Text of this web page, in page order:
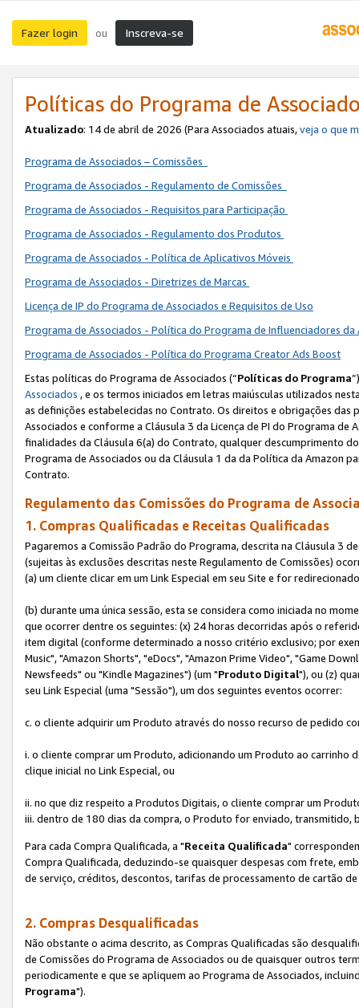
Fazer login ou Inscreva-se
Políticas do Programa de
Atualizado: 14 de abril de 2026 (Para Associados atuais,veja o que
Programa de Associados – Comissões
Programa de Associados - Regulamento de Comissões
Programa de Associados - Requisitos para Participação
Programa de Associados - Regulamento dos Produtos
Programa de Associados - Política de Aplicativos Móveis
Programa de Associados - Diretrizes de Marcas
Licença de IP do Programa de Associados e Requisitos de Uso
Programa de Associados - Política do Programa de Influenciadores
Programa de Associados - Política do Programa Creator Ads Boost
Estas políticas do Programa de Associados (“Políticas do Programa
Associados , e os termos iniciados em letras maiúsculas utilizados
as definições estabelecidas no Contrato. Os direitos e obrigações
Associados e conforme a Cláusula 3 da Licença de PI do Programa
finalidades da Cláusula 6(a) do Contrato, qualquer descumprimento
Programa de Associados ou da Cláusula 1 da da Política da Amazon
Contrato.
Regulamento das Comissões do Programa de
1. Compras Qualificadas e Receitas Qualificadas
Pagaremos a Comissão Padrão do Programa, descrita na Cláusula 3
(sujeitas às exclusões descritas neste Regulamento de Comissões)
(a) um cliente clicar em um Link Especial em seu Site e for
(b) durante uma única sessão, esta se considera como iniciada no
que ocorrer dentre os seguintes: (x) 24 horas decorridas após o
item digital (conforme determinado a nosso critério exclusivo; por
Music", "Amazon Shorts", "eDocs", "Amazon Prime Video", "Game
Newsfeeds" ou "Kindle Magazines") (um "Produto Digital"), ou (z)
seu Link Especial (uma "Sessão"), um dos seguintes eventos ocorrer:
c. o cliente adquirir um Produto através do nosso recurso de pedido
i. o cliente comprar um Produto, adicionando um Produto ao
clique inicial no Link Especial, ou
ii. no que diz respeito a Produtos Digitais, o cliente comprar um
iii. dentro de 180 dias da compra, o Produto for enviado, transmitido,
Para cada Compra Qualificada, a "Receita Qualificada"
Compra Qualificada, deduzindo-se quaisquer despesas com frete,
de serviço, créditos, descontos, tarifas de processamento de cartão
2. Compras Desqualificadas
Não obstante o acima descrito, as Compras Qualificadas são
de Comissões do Programa de Associados ou de quaisquer outros
periodicamente e que se apliquem ao Programa de Associados,
Programa").